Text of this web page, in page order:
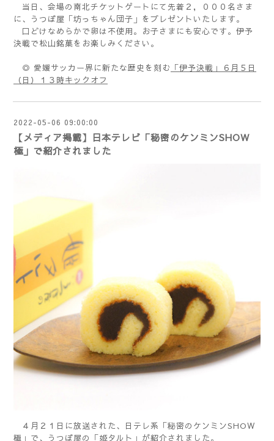
当日、会場の南北チケットゲートにて先着２，０００名さま
に、うつぼ屋「坊っちゃん団子」をプレゼントいたします。
口どけなめらかで卵は不使用。お子さまにも安心です。伊予
決戦で松山銘菓をお楽しみください。
◎ 愛媛サッカー界に新たな歴史を刻む 「伊予決戦」６月５日
（日）１３時キックオフ
2022-05-06 09:00:00
【メディア掲載】日本テレビ「秘密のケンミンSHOW
極」で紹介されました
４月２１日に放送された、日テレ系「秘密のケンミンSHOW
極」で、うつぼ屋の「姫タルト」が紹介されました。